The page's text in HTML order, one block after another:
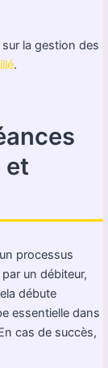
la gestion des
.
et
processus
un débiteur,
débute
essentielle dans
cas de succès,